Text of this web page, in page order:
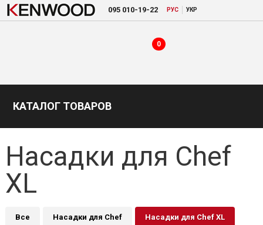
095 010-19-22 РУC | УКР
0
КАТАЛОГ ТОВАРОВ
Насадки для Chef
XL
Все Насадки для Chef Насадки для Chef XL